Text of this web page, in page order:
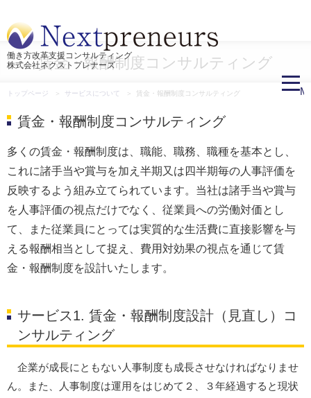
働き方改革支援コンサルティング
株式会社ネクストプレナーズ
賃金・報酬制度コンサルティング
トップページ サービスについて 賃金・報酬制度コンサルティング
賃金・報酬制度コンサルティング
多くの賃金・報酬制度は、職能、職務、職種を基本とし、
これに諸手当や賞与を加え半期又は四半期毎の人事評価を
反映するよう組み立てられています。当社は諸手当や賞与
を人事評価の視点だけでなく、従業員への労働対価とし
て、また従業員にとっては実質的な生活費に直接影響を与
える報酬相当として捉え、費用対効果の視点を通じて賃
金・報酬制度を設計いたします。
サービス1. 賃金・報酬制度設計（見直し）コ
ンサルティング
企業が成長にともない人事制度も成長させなければなりませ
ん。また、人事制度は運用をはじめて２、３年経過すると現状